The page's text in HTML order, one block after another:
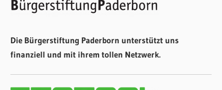
Die Bürgerstiftung Paderborn unterstützt uns
finanziell und mit ihrem tollen Netzwerk.